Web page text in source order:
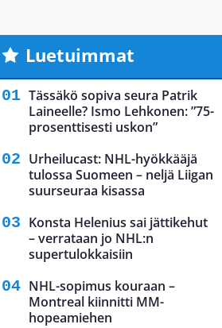
Luetuimmat
Tässäkö sopiva seura Patrik
Laineelle? Ismo Lehkonen: ”75-
prosenttisesti uskon”
Urheilucast: NHL-hyökkääjä
tulossa Suomeen – neljä Liigan
suurseuraa kisassa
Konsta Helenius sai jättikehut
– verrataan jo NHL:n
supertulokkaisiin
NHL-sopimus kouraan –
Montreal kiinnitti MM-
hopeamiehen